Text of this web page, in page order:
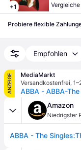
+1
Probiere flexible
Empfohlen
ANZEIGE
MediaMarkt
Versandkostenfrei,
Amazon
Niedrigster